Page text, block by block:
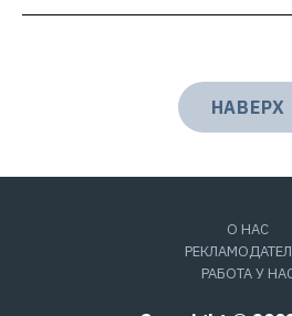
НАВЕРХ
О НАС
РАБОТА У